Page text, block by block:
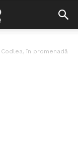
în promenadă